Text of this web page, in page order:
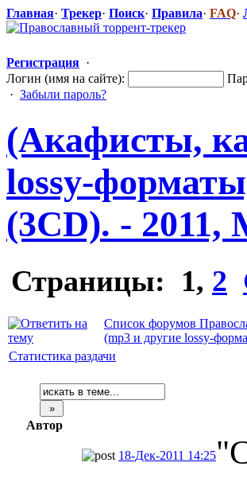
Главная· Трекер· Поиск· Правила· FAQ·
Регистрация ·
Логин (имя на сайте):
· Забыли пароль?
(Акафисты,
lossy-формат
(3CD). - 2011,
Страницы: 1, 2
Список форумов
(mp3 и другие lossy-
Статистика раздачи
Автор
18-Дек-2011 14:25